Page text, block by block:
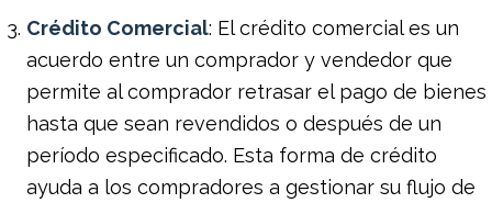
Crédito Comercial: El crédito comercial es un
acuerdo entre un comprador y vendedor que
permite al comprador retrasar el pago de bienes
hasta que sean revendidos o después de un
período especificado. Esta forma de crédito
ayuda a los compradores a gestionar su flujo de